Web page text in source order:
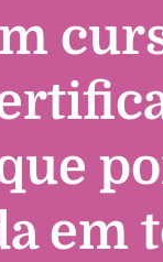
em